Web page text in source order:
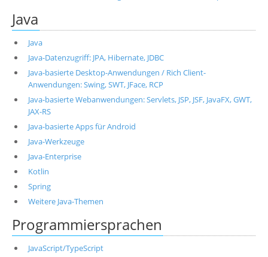
Java
Java
Java-Datenzugriff: JPA, Hibernate, JDBC
Java-basierte Desktop-Anwendungen / Rich Client-
Anwendungen: Swing, SWT, JFace, RCP
Java-basierte Webanwendungen: Servlets, JSP, JSF, JavaFX, GWT,
JAX-RS
Java-basierte Apps für Android
Java-Werkzeuge
Java-Enterprise
Kotlin
Spring
Weitere Java-Themen
Programmiersprachen
JavaScript/TypeScript